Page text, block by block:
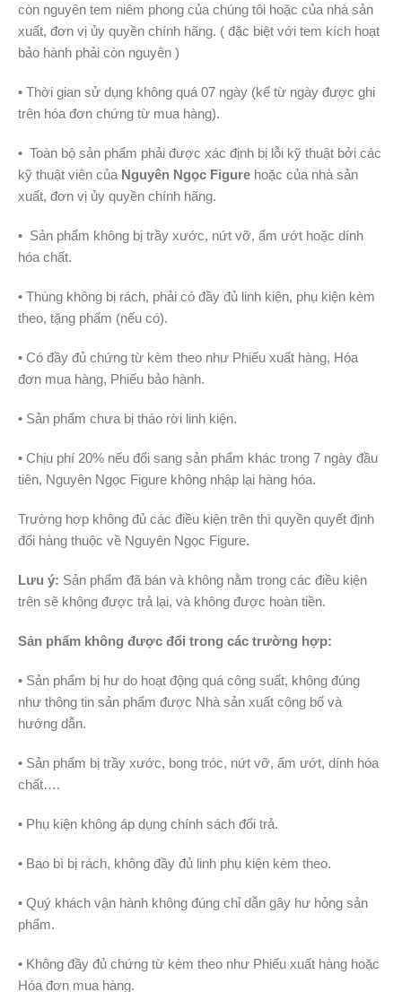
còn nguyên tem niêm phong của chúng tôi hoặc của nhà sản
xuất, đơn vị ủy quyền chính hãng. ( đặc biệt với tem kích hoạt
bảo hành phải còn nguyên )
• Thời gian sử dụng không quá 07 ngày (kể từ ngày được ghi
trên hóa đơn chứng từ mua hàng).
• Toàn bộ sản phẩm phải được xác định bị lỗi kỹ thuật bởi các
kỹ thuật viên của Nguyên Ngọc Figure hoặc của nhà sản
xuất, đơn vị ủy quyền chính hãng.
• Sản phẩm không bị trầy xước, nứt vỡ, ẩm ướt hoặc dính
hóa chất.
• Thùng không bị rách, phải có đầy đủ linh kiện, phụ kiện kèm
theo, tặng phẩm (nếu có).
• Có đầy đủ chứng từ kèm theo như Phiếu xuất hàng, Hóa
đơn mua hàng, Phiếu bảo hành.
• Sản phẩm chưa bị tháo rời linh kiện.
• Chịu phí 20% nếu đổi sang sản phẩm khác trong 7 ngày đầu
tiên, Nguyên Ngọc Figure không nhập lại hàng hóa.
Trường hợp không đủ các điều kiện trên thì quyền quyết định
đổi hàng thuộc về Nguyên Ngọc Figure.
Lưu ý: Sản phẩm đã bán và không nằm trong các điều kiện
trên sẽ không được trả lại, và không được hoàn tiền.
Sản phẩm không được đổi trong các trường hợp:
• Sản phẩm bị hư do hoạt động quá công suất, không đúng
như thông tin sản phẩm được Nhà sản xuất công bố và
hướng dẫn.
• Sản phẩm bị trầy xước, bong tróc, nứt vỡ, ẩm ướt, dính hóa
chất….
• Phụ kiện không áp dụng chính sách đổi trả.
• Bao bì bị rách, không đầy đủ linh phụ kiện kèm theo.
• Quý khách vận hành không đúng chỉ dẫn gây hư hỏng sản
phẩm.
• Không đầy đủ chứng từ kèm theo như Phiếu xuất hàng hoặc
Hóa đơn mua hàng.